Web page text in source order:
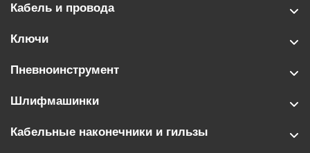
Кабель и провода
Ключи
Пневноинструмент
Шлифмашинки
Кабельные наконечники и гильзы